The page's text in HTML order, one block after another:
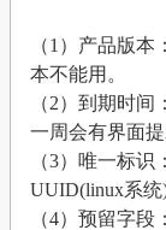
（1）产品版
本不能用。
（2）到期时
一周会有界面
（3）唯一标
UUID(linux系统
（4）预留字